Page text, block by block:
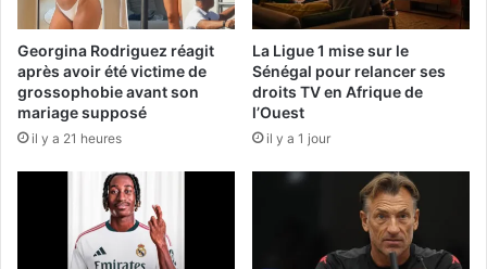
Georgina Rodriguez réagit
après avoir été victime de
grossophobie avant son
mariage supposé
il y a 21 heures
La Ligue 1 mise sur le
Sénégal pour relancer ses
droits TV en Afrique de
l’Ouest
il y a 1 jour